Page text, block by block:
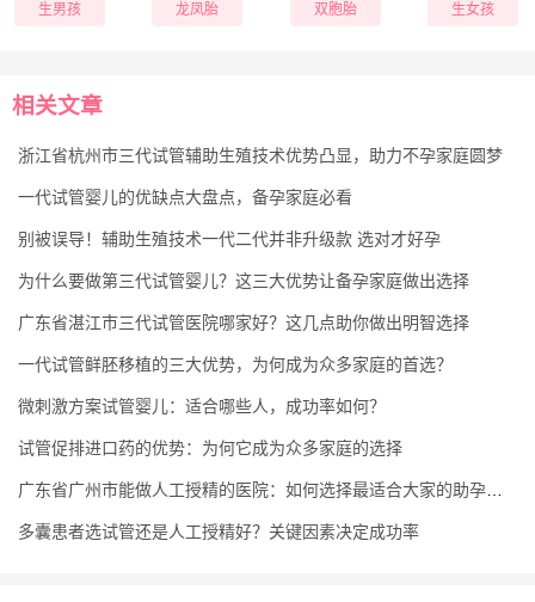
生男孩 龙凤胎 双胞胎 生女孩
相关文章
浙江省杭州市三代试管辅助生殖技术优势凸显，助力不孕家庭圆梦
一代试管婴儿的优缺点大盘点，备孕家庭必看
别被误导！辅助生殖技术一代二代并非升级款 选对才好孕
为什么要做第三代试管婴儿？这三大优势让备孕家庭做出选择
广东省湛江市三代试管医院哪家好？这几点助你做出明智选择
一代试管鲜胚移植的三大优势，为何成为众多家庭的首选？
微刺激方案试管婴儿：适合哪些人，成功率如何？
试管促排进口药的优势：为何它成为众多家庭的选择
多囊患者选试管还是人工授精好？关键因素决定成功率